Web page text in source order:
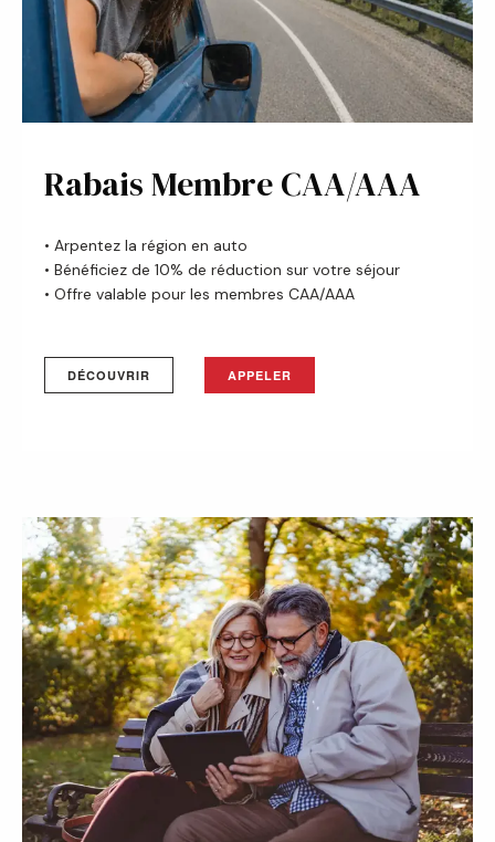
Rabais Membre CAA/AAA
• Arpentez la région en auto
• Bénéficiez de 10% de réduction sur votre séjour
• Offre valable pour les membres CAA/AAA
DÉCOUVRIR APPELER